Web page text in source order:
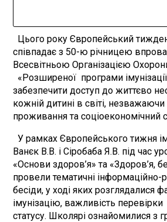
Цього року Європейський
співпадає з 50-ю річницею
Всесвітньою Організацією
«Розширеної програми
забезпечити доступ до життєво
кожній дитині в світі, незважаючи
проживання та соціоекономічний
У рамках Європейського тижня
Ванєк В.В. і Сіробаба Я.В. під час
«Основи здоров’я» та «Здоров’я,
провели тематичні інформаційно-
бесіди, у ході яких розглядалися
імунізацію, важливість
статусу. Школярі ознайомилися з